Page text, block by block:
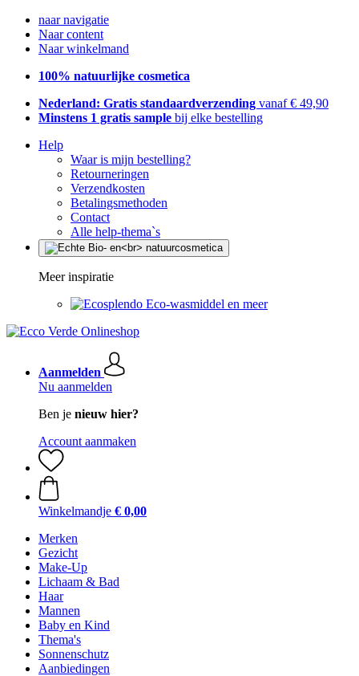
naar navigatie
Naar content
Naar winkelmand
100% natuurlijke cosmetica
Nederland: Gratis standaardverzending vanaf € 49,90
Minstens 1 gratis sample bij elke bestelling
Help
Waar is mijn bestelling?
Retourneringen
Verzendkosten
Betalingsmethoden
Contact
Alle help-thema`s
Meer inspiratie
Eco-wasmiddel en meer
Aanmelden
Nu aanmelden
Ben je nieuw hier?
Account aanmaken
Winkelmandje € 0,00
Merken
Gezicht
Make-Up
Lichaam & Bad
Haar
Mannen
Baby en Kind
Thema's
Sonnenschutz
Aanbiedingen